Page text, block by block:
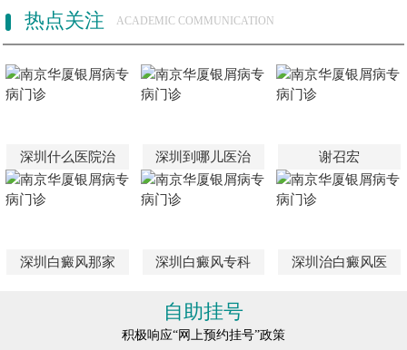
热点关注 ACADEMIC COMMUNICATION
深圳什么医院治 深圳到哪儿医治 谢召宏
深圳白癜风那家 深圳白癜风专科 深圳治白癜风医
自助挂号
积极响应“网上预约挂号”政策